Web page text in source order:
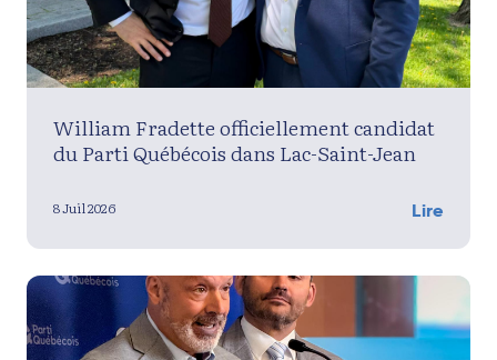
William Fradette officiellement candidat
du Parti Québécois dans Lac-Saint-Jean
8 Juil 2026 Lire